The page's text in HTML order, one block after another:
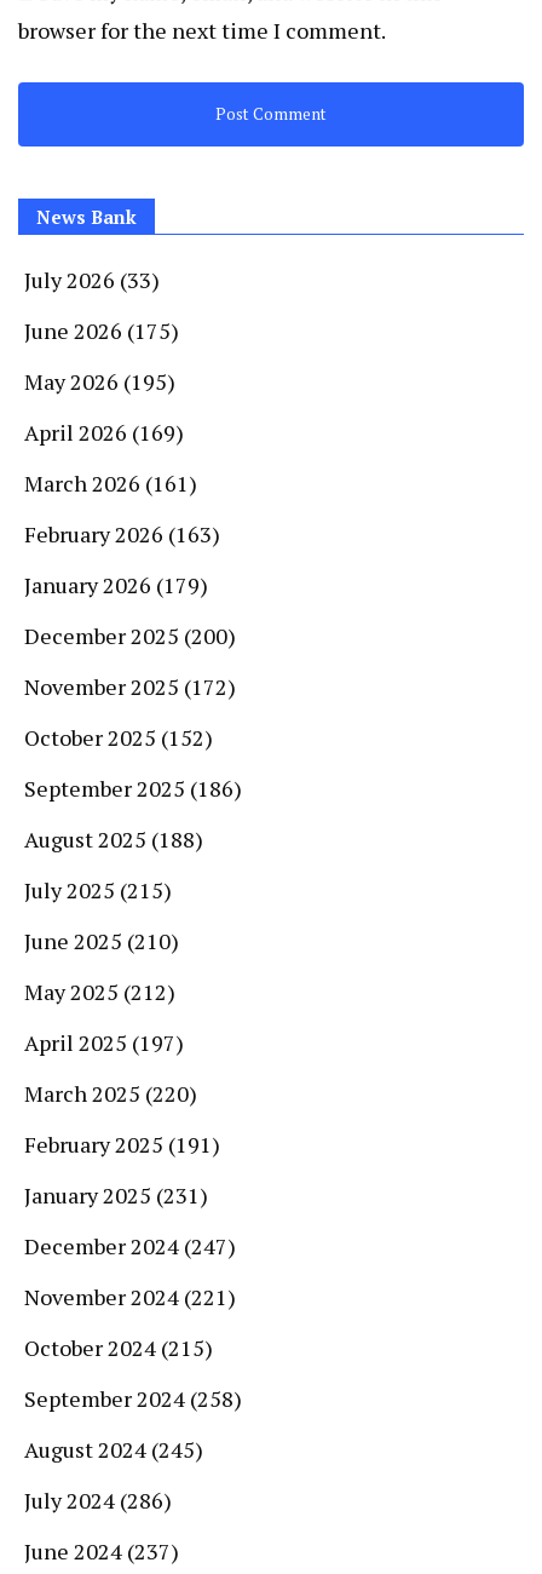
browser for the next time I comment.
News Bank
July 2026 (33)
June 2026 (175)
May 2026 (195)
April 2026 (169)
March 2026 (161)
February 2026 (163)
January 2026 (179)
December 2025 (200)
November 2025 (172)
October 2025 (152)
September 2025 (186)
August 2025 (188)
July 2025 (215)
June 2025 (210)
May 2025 (212)
April 2025 (197)
March 2025 (220)
February 2025 (191)
January 2025 (231)
December 2024 (247)
November 2024 (221)
October 2024 (215)
September 2024 (258)
August 2024 (245)
July 2024 (286)
June 2024 (237)